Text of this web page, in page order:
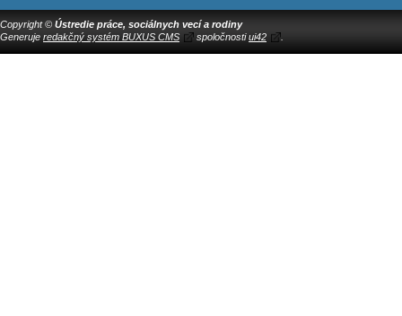
Copyright © Ústredie práce, sociálnych vecí a rodiny
Generuje redakčný systém BUXUS CMS spoločnostiui42